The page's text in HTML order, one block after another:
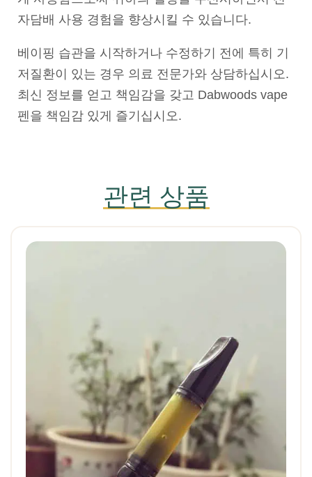
자담배 사용 경험을 향상시킬 수 있습니다.
베이핑 습관을 시작하거나 수정하기 전에 특히 기
저질환이 있는 경우 의료 전문가와 상담하십시오.
최신 정보를 얻고 책임감을 갖고 Dabwoods vape
펜을 책임감 있게 즐기십시오.
관련 상품